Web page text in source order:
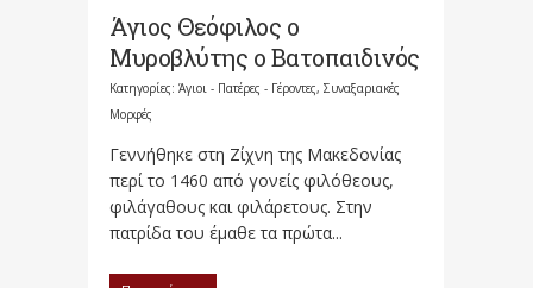
Άγιος Θεόφιλος ο
Μυροβλύτης ο Βατοπαιδινός
Κατηγορίες: Άγιοι - Πατέρες - Γέροντες, Συναξαριακές
Μορφές
Γεννήθηκε στη Ζίχνη της Μακεδονίας
περί το 1460 από γονείς φιλόθεους,
φιλάγαθους και φιλάρετους. Στην
πατρίδα του έμαθε τα πρώτα...